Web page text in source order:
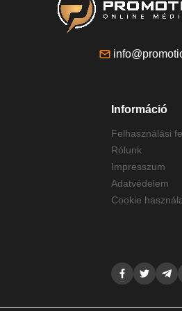
Információ
Felhasználási
Rólunk
Impresszum
Adatvédelem
Cookie